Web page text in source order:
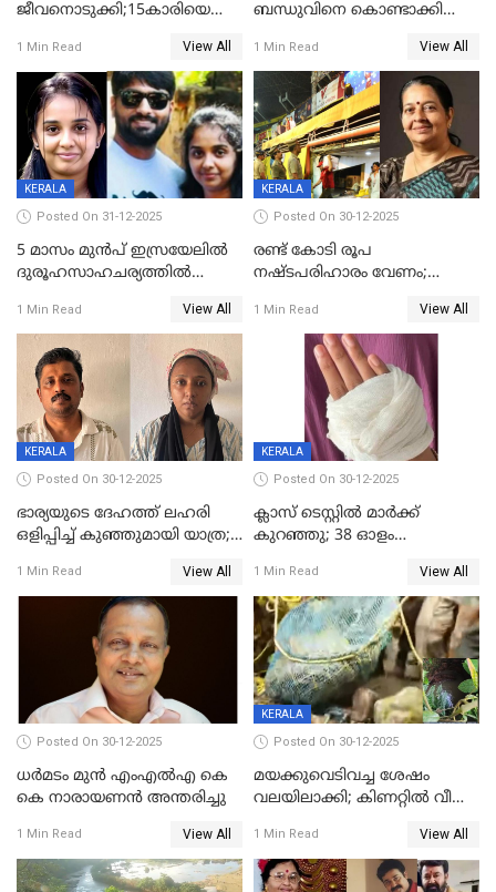
ജീവനൊടുക്കി;15കാരിയെ
കിടപ്പുമുറിയില്‍ തൂങ്ങി മരിച്ച
നിലയിൽ
1 Min Read View All
ബന്ധുവിനെ കൊണ്ടാക്കി
ലോറി സ്കൂട്ടറിൽ ഇടിച്ചു :
യുവതിക്ക് ദാരുണാന്ത്യം
1 Min Read View All
KERALA
Posted On 31-12-2025
5 മാസം മുൻപ് ഇസ്രയേലിൽ
ദുരൂഹസാഹചര്യത്തിൽ
മലയാളി യുവാവിന്റെ ഭാര്യയും
മരിച്ചു
1 Min Read View All
KERALA
Posted On 30-12-2025
രണ്ട് കോടി രൂപ
നഷ്ടപരിഹാരം വേണം;
നോട്ടീസയച്ച് ഉമാ തോമസ്
1 Min Read View All
KERALA
Posted On 30-12-2025
ഭാര്യയുടെ ദേഹത്ത് ലഹരി
ഒളിപ്പിച്ച് കുഞ്ഞുമായി യാത്ര;
പിടികൂടി പൊലീസ്
1 Min Read View All
KERALA
Posted On 30-12-2025
ക്ലാസ് ടെസ്റ്റിൽ മാർക്ക്
കുറഞ്ഞു; 38 ഓളം
സെന്ററിലെ അധ്യാപകന്‍
മർദിച്ചതായി പരാതി
1 Min Read View All
Posted On 30-12-2025
ധർമടം മുൻ എംഎല്‍എ കെ
കെ നാരായണന്‍ അന്തരിച്ചു
1 Min Read View All
KERALA
Posted On 30-12-2025
മയക്കുവെടിവച്ച ശേഷം
വലയിലാക്കി; കിണറ്റിൽ വീണ
1 Min Read View All